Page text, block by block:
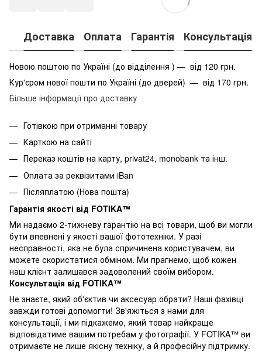
Доставка Оплата Гарантія Консультація
Новою поштою по Україні (до відділення ) — від 120 грн.
Кур'єром нової пошти по Україні (до дверей) — від 170 грн.
Більше інформації про доставку
Готівкою при отриманні товару
Карткою на сайті
Переказ коштів на карту, privat24, monobank та інш.
Оплата за реквізитами iBan
Післяплатою (Нова пошта)
Гарантія якості від FOTIKA™
Ми надаємо 2-тижневу гарантію на всі товари, щоб ви могли
бути впевнені у якості вашої фототехніки. У разі
несправності, яка не була спричинена користувачем, ви
можете скористатися обміном. Ми прагнемо, щоб кожен
наш клієнт залишався задоволений своїм вибором.
Консультація від FOTIKA™
Не знаєте, який об'єктив чи аксесуар обрати? Наші фахівці
завжди готові допомогти! Зв'яжіться з нами для
консультації, і ми підкажемо, який товар найкраще
відповідатиме вашим потребам у фотографії. У FOTIKA™ ви
отримаєте не лише якісну техніку, а й професійну підтримку.